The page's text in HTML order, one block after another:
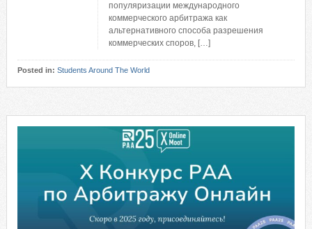
популяризации международного
коммерческого арбитража как
альтернативного способа разрешения
коммерческих споров, […]
Posted in: Students Around The World